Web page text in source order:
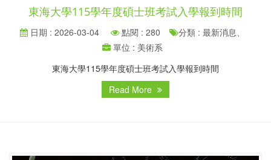
東海大學115學年度碩士班考試入學報到時間
日期 : 2026-03-04 點閱 : 280
分類 : 最新消息、
單位 : 美術系
東海大學115學年度碩士班考試入學報到時間
Read More